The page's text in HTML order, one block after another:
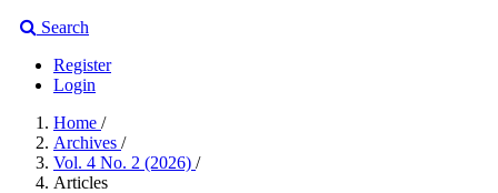
Search
Register
Login
Home /
Archives /
Vol. 4 No. 2 (2026) /
Articles